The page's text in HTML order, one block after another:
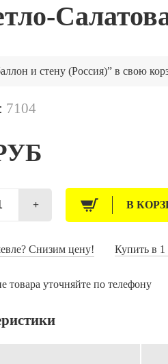
и стену (Россия)” в свою
7104
+ В
Снизим цену! Купить в 1
товара уточняйте по телефону